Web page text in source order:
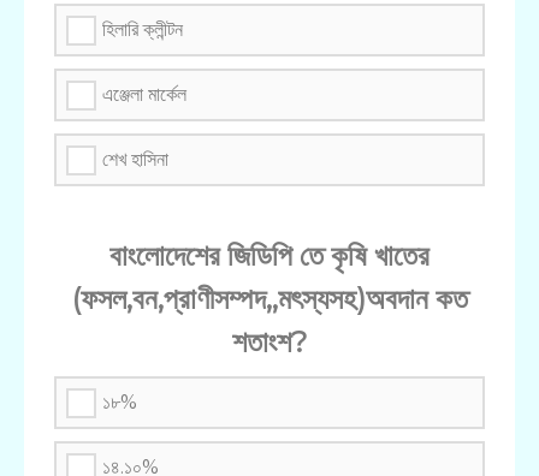
হিলারি ক্লীন্টন
এঞ্জেলা মার্কেল
শেখ হাসিনা
বাংলােদেশের জিডিপি তে কৃষি খাতের
(ফসল,বন,প্রাণীসম্পদ,,মৎস্যসহ)অবদান কত
শতাংশ?
১৮%
১৪.১০%